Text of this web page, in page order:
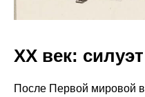
XX век:
После Первой мировой